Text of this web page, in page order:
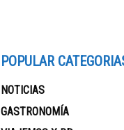
POPULAR
NOTICIAS
GASTRONOMÍA